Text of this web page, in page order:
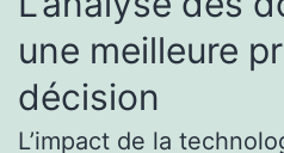
une meilleure
décision
L’impact de la